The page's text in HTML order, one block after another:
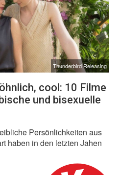
Thunderbird Releasing
cool: 10 Filme
und bisexuelle
Persönlichkeiten aus
haben in den letzten Jahen